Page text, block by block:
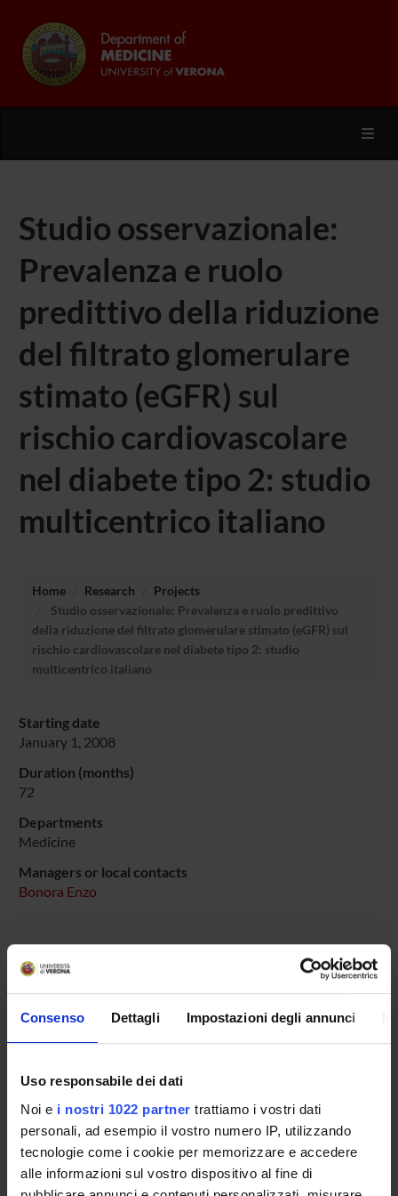
Consenso Dettagli Impostazioni degli annunci
Uso responsabile dei dati
Noi e i nostri 1022 partner trattiamo i vostri dati
personali, ad esempio il vostro numero IP, utilizzando
tecnologie come i cookie per memorizzare e accedere
alle informazioni sul vostro dispositivo al fine di
Studio osservazionale:
Prevalenza e ruolo
predittivo della riduzione
del filtrato glomerulare
stimato (eGFR) sul
rischio cardiovascolare
nel diabete tipo 2: studio
multicentrico italiano
Home Research
Projects
Studio osservazionale: Prevalenza e ruolo predittivo
della riduzione del filtrato glomerulare stimato (eGFR) sul
rischio cardiovascolare nel diabete tipo 2: studio
multicentrico italiano
Starting date
January 1, 2008
Duration (months)
72
Departments
Medicine
Managers or local contacts
Bonora Enzo
Funds:assigned and managed by an external body
PROJECT PARTICIPANTS
Enzo Bonora
Emeritus Professor
Giacomo Zoppini